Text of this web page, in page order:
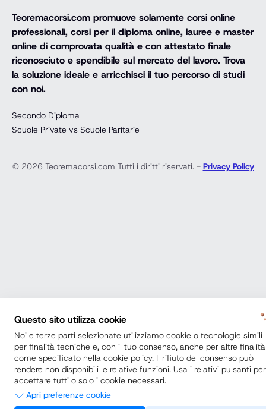
Teoremacorsi.com promuove solamente corsi online
professionali, corsi per il diploma online, lauree e master
online di comprovata qualità e con attestato finale
riconosciuto e spendibile sul mercato del lavoro. Trova
la soluzione ideale e arricchisci il tuo percorso di studi
con noi.
Secondo Diploma
Scuole Private vs Scuole Paritarie
© 2026 Teoremacorsi.com Tutti i diritti riservati. - Privacy Policy
Questo sito utilizza cookie
Noi e terze parti selezionate utilizziamo cookie o tecnologie simili
per finalità tecniche e, con il tuo consenso, anche per altre finalità
come specificato nella cookie policy. Il rifiuto del consenso può
rendere non disponibili le relative funzioni. Usa i relativi pulsanti per
accettare tutti o solo i cookie necessari.
Apri preferenze cookie